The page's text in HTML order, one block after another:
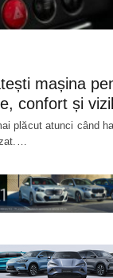
mașina
confort și
plăcut atunci când